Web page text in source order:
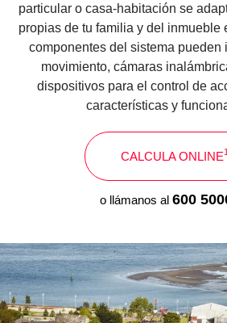
particular o casa-habitación se
propias de tu familia y del inmueble
componentes del sistema pueden
movimiento, cámaras
dispositivos para el control de
características y
CALCULA ONLINE1
o llámanos al 600